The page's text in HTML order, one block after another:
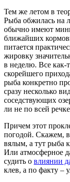
Тем же летом в
Рыба обжилась на
обычно имеют
ближайших
питается
жировку
в неделю. Все как-
скорейшего
рыба конкретно
сразу несколько
соседствующих
ли не по всей
Причем этот
погодой. Скажем,
вялым, а тут рыба
Или атмосферное
судить о влиянии
клев, а по факту –